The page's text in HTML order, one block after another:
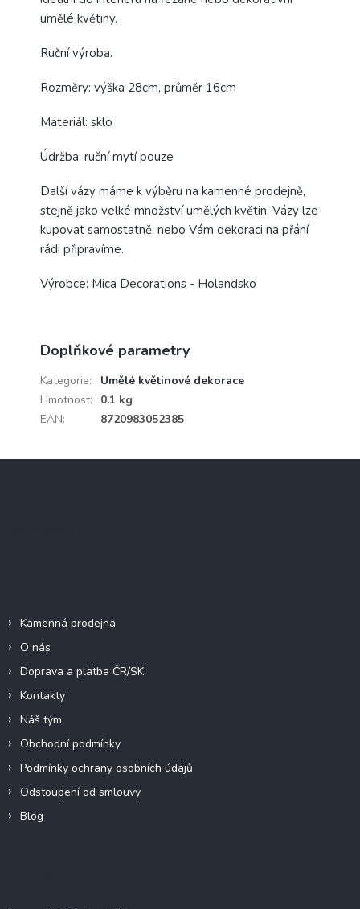
umělé květiny.
Ruční výroba.
Rozměry: výška 28cm, průměr 16cm
Materiál: sklo
Údržba: ruční mytí pouze
Další vázy máme k výběru na kamenné prodejně,
stejně jako velké množství umělých květin. Vázy lze
kupovat samostatně, nebo Vám dekoraci na přání
rádi připravíme.
Výrobce: Mica Decorations - Holandsko
Doplňkové parametry
Kategorie:
Umělé květinové dekorace
Hmotnost:
0.1 kg
EAN: 8720983052385
Z
Kamenná prodejna
O nás
Doprava a platba ČR/SK
Kontakty
Náš tým
Obchodní podmínky
Podmínky ochrany osobních údajů
Odstoupení od smlouvy
Blog